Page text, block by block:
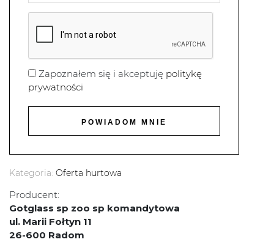
Zapoznałem się i akceptuję politykę
prywatności
Kategoria: Oferta hurtowa
Producent:
Gotglass sp zoo sp komandytowa
ul. Marii Fołtyn 11
26-600 Radom